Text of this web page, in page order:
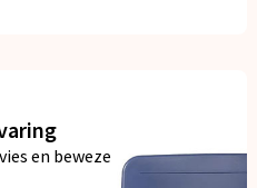
en bewezen kwaliteit